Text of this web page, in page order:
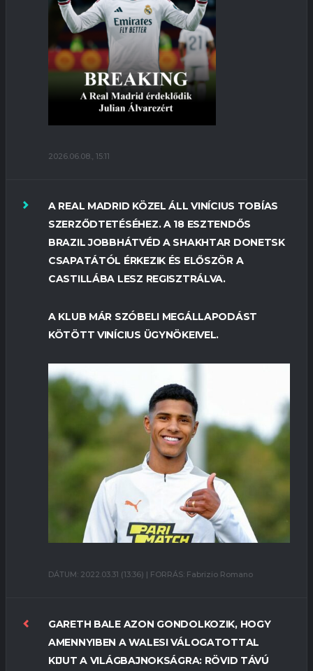
2026.06.08., 15:11
A REAL MADRID KÖZEL ÁLL VINÍCIUS TOBÍAS
SZERZŐDTETÉSÉHEZ. A 18 ESZTENDŐS
BRAZIL JOBBHÁTVÉD A SHAKHTAR DONETSK
CSAPATÁTÓL ÉRKEZIK ÉS ELŐSZÖR A
CASTILLÁBA LESZ REGISZTRÁLVA.
A KLUB MÁR SZÓBELI MEGÁLLAPODÁST
KÖTÖTT VINÍCIUS ÜGYNÖKEIVEL.
DÁTUM: 2022.03.31 (13:36) | FORRÁS: Fabrizio Romano
GARETH BALE AZON GONDOLKOZIK, HOGY
AMENNYIBEN A WALESI VÁLOGATOTTAL
KIJUT A VILÁGBAJNOKSÁGRA: RÖVID TÁVÚ